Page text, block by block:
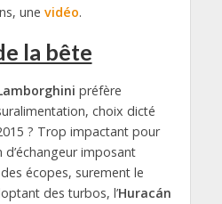
une vidéo.
la bête
préfère
choix dicté
? Trop impactant pour
d’échangeur imposant
écopes, surement le
des turbos, l’Huracán